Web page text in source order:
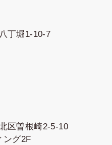
丁堀1-10-7
区曽根崎2-5-10
ング2F